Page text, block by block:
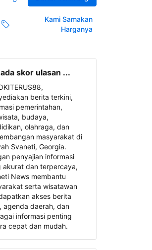
Kami Samakan
Harganya
skor ulasan ...
berita terkini,
pemerintahan,
budaya,
olahraga, dan
masyarakat di
Svaneti, Georgia.
penyajian informasi
akurat dan terpercaya,
News membantu
serta wisatawan
akses berita
agenda daerah, dan
informasi penting
cepat dan mudah.